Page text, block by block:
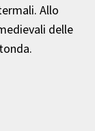
Allo
delle